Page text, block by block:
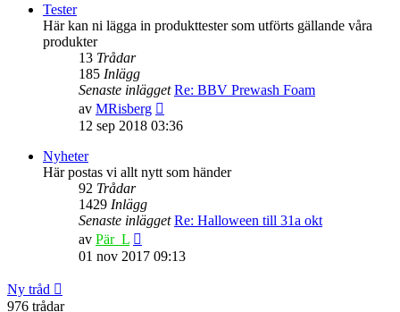
inlägget
Tester
Här kan ni lägga in produkttester som utförts gällande våra
produkter
13 Trådar
185 Inlägg
Senaste inlägget Re: BBV Prewash Foam
av MRisberg
till
inlägget
12 sep 2018 03:36
Nyheter
Här postas vi allt nytt som händer
92 Trådar
1429 Inlägg
Senaste inlägget Re: Halloween till 31a okt
av Pär_L
till
01 nov 2017 09:13
Ny tråd
976 trådar